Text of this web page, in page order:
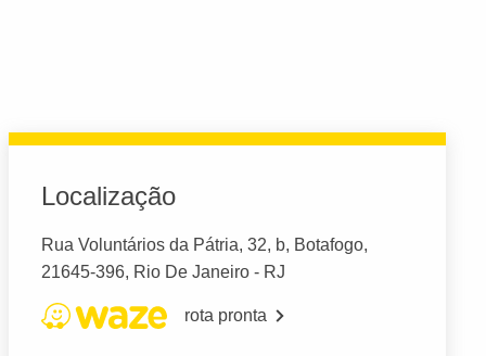
Localização
Rua Voluntários da Pátria, 32, b, Botafogo,
21645-396, Rio De Janeiro - RJ
rota pronta